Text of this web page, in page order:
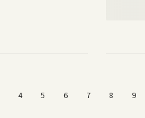
Page
4 Page
5 Page
6 Page
7 Page
8 Page
9